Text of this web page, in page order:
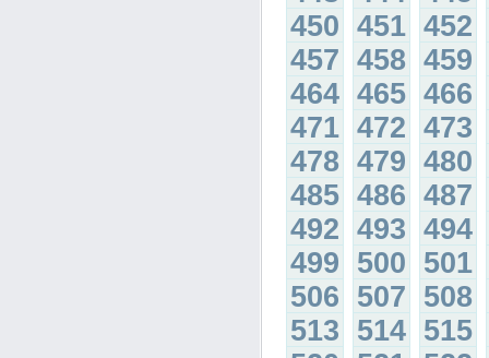
450 451 452
457 458 459
464 465 466
471 472 473
478 479 480
485 486 487
492 493 494
499 500 501
506 507 508
513 514 515